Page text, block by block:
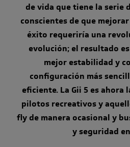
de vida que tiene la serie
conscientes de que
éxito requeriría una
evolución; el resultado
mejor estabilidad y
configuración más
eficiente. La Gii 5 es ahora
pilotos recreativos y
fly de manera ocasional y
y seguridad